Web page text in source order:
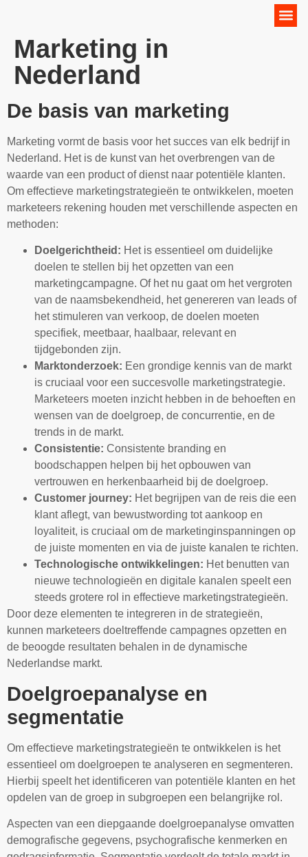
Marketing in
Nederland
De basis van marketing
Marketing vormt de basis voor het succes van elk bedrijf in
Nederland. Het is de kunst van het overbrengen van de
waarde van een product of dienst naar potentiële klanten.
Om effectieve marketingstrategieën te ontwikkelen, moeten
marketeers rekening houden met verschillende aspecten en
methoden:
Doelgerichtheid: Het is essentieel om duidelijke
doelen te stellen bij het opzetten van een
marketingcampagne. Of het nu gaat om het vergroten
van de naamsbekendheid, het genereren van leads of
het stimuleren van verkoop, de doelen moeten
specifiek, meetbaar, haalbaar, relevant en
tijdgebonden zijn.
Marktonderzoek: Een grondige kennis van de markt
is cruciaal voor een succesvolle marketingstrategie.
Marketeers moeten inzicht hebben in de behoeften en
wensen van de doelgroep, de concurrentie, en de
trends in de markt.
Consistentie: Consistente branding en
boodschappen helpen bij het opbouwen van
vertrouwen en herkenbaarheid bij de doelgroep.
Customer journey: Het begrijpen van de reis die een
klant aflegt, van bewustwording tot aankoop en
loyaliteit, is cruciaal om de marketinginspanningen op
de juiste momenten en via de juiste kanalen te richten.
Technologische ontwikkelingen: Het benutten van
nieuwe technologieën en digitale kanalen speelt een
steeds grotere rol in effectieve marketingstrategieën.
Door deze elementen te integreren in de strategieën,
kunnen marketeers doeltreffende campagnes opzetten en
de beoogde resultaten behalen in de dynamische
Nederlandse markt.
Doelgroepanalyse en
segmentatie
Om effectieve marketingstrategieën te ontwikkelen is het
essentieel om doelgroepen te analyseren en segmenteren.
Hierbij speelt het identificeren van potentiële klanten en het
opdelen van de groep in subgroepen een belangrijke rol.
Aspecten van een diepgaande doelgroepanalyse omvatten
demografische gegevens, psychografische kenmerken en